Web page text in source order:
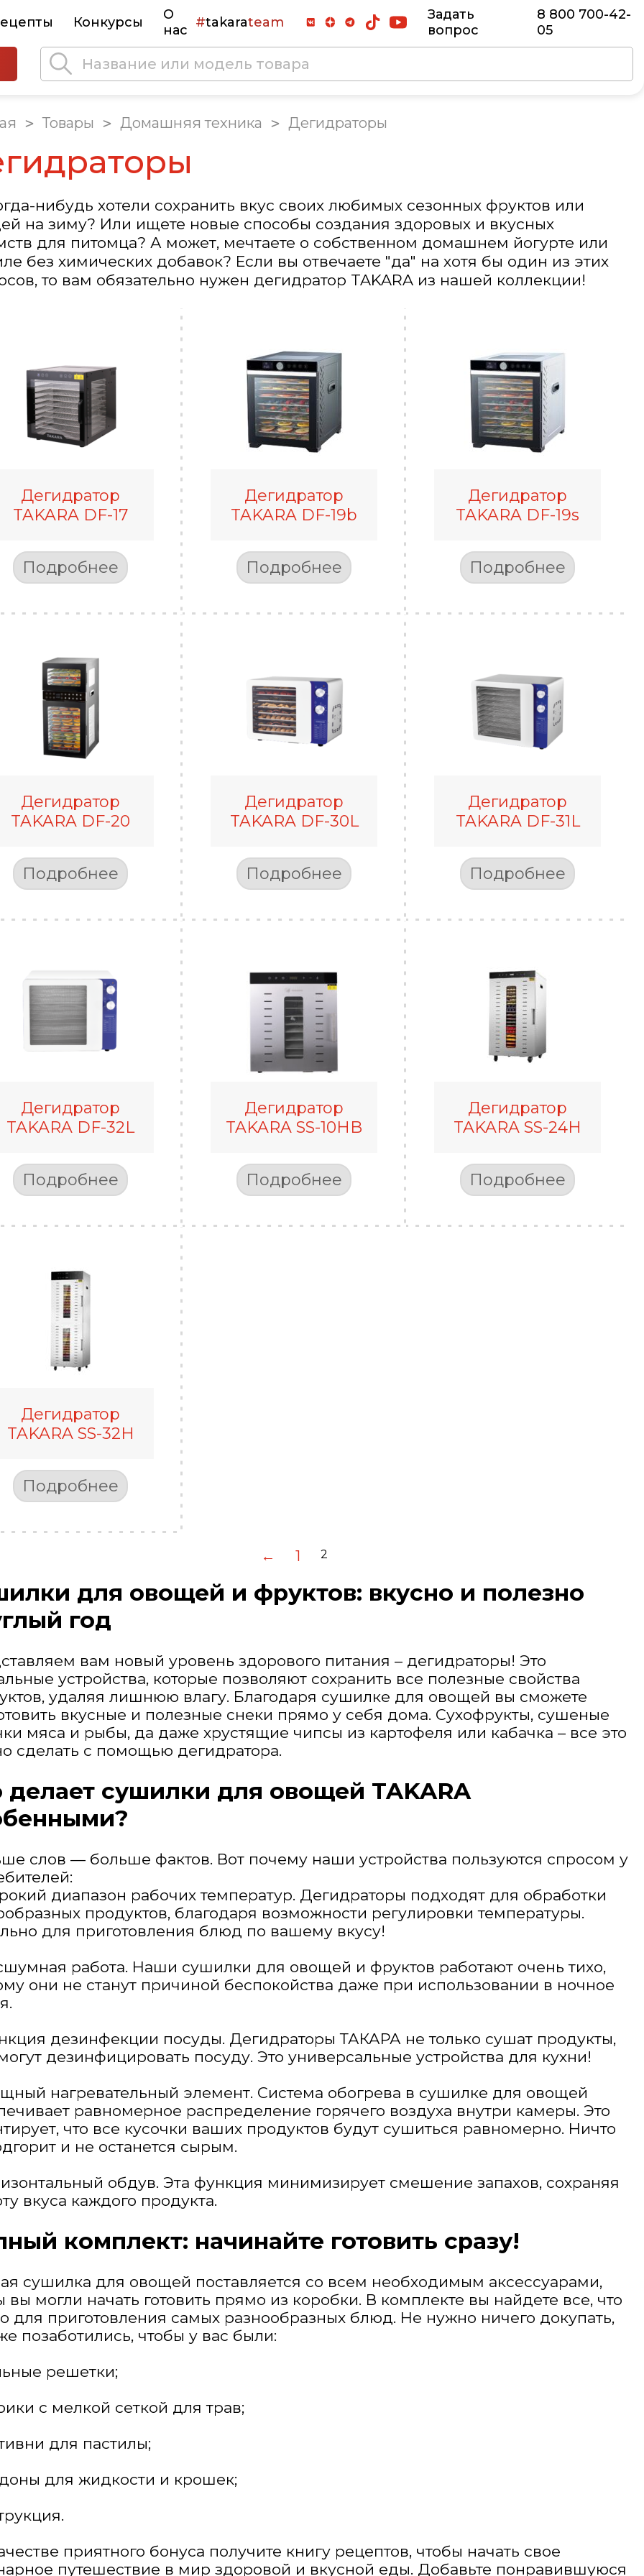
Конкурсы
О
нас #takarateam
Задать
вопрос
8 800 700-42-
05
> Товары > Домашняя техника > Дегидраторы
нибудь хотели сохранить вкус своих любимых сезонных фруктов или
на зиму? Или ищете новые способы создания здоровых и вкусных
для питомца? А может, мечтаете о собственном домашнем йогурте или
без химических добавок? Если вы отвечаете "да" на хотя бы один из этих
то вам обязательно нужен дегидратор TAKARA из нашей коллекции!
Дегидратор
TAKARA DF-17
Подробнее
Дегидратор
TAKARA DF-19b
Подробнее
Дегидратор
TAKARA DF-19s
Подробнее
Дегидратор
TAKARA DF-20
Подробнее
Дегидратор
TAKARA DF-30L
Подробнее
Дегидратор
TAKARA DF-31L
Подробнее
Дегидратор
TAKARA DF-32L
Подробнее
Дегидратор
TAKARA SS-10HB
Подробнее
Дегидратор
TAKARA SS-24H
Подробнее
Дегидратор
TAKARA SS-32H
Подробнее
← 1 2
для овощей и фруктов: вкусно и полезно
год
вам новый уровень здорового питания – дегидраторы! Это
устройства, которые позволяют сохранить все полезные свойства
удаляя лишнюю влагу. Благодаря сушилке для овощей вы сможете
вкусные и полезные снеки прямо у себя дома. Сухофрукты, сушеные
мяса и рыбы, да даже хрустящие чипсы из картофеля или кабачка – все это
сделать с помощью дегидратора.
делает сушилки для овощей TAKARA
слов — больше фактов. Вот почему наши устройства пользуются спросом у
диапазон рабочих температур. Дегидраторы подходят для обработки
продуктов, благодаря возможности регулировки температуры.
для приготовления блюд по вашему вкусу!
работа. Наши сушилки для овощей и фруктов работают очень тихо,
они не станут причиной беспокойства даже при использовании в ночное
дезинфекции посуды. Дегидраторы ТАКАРА не только сушат продукты,
дезинфицировать посуду. Это универсальные устройства для кухни!
нагревательный элемент. Система обогрева в сушилке для овощей
равномерное распределение горячего воздуха внутри камеры. Это
что все кусочки ваших продуктов будут сушиться равномерно. Ничто
и не останется сырым.
обдув. Эта функция минимизирует смешение запахов, сохраняя
вкуса каждого продукта.
комплект: начинайте готовить сразу!
сушилка для овощей поставляется со всем необходимым аксессуарами,
вы могли начать готовить прямо из коробки. В комплекте вы найдете все, что
для приготовления самых разнообразных блюд. Не нужно ничего докупать,
позаботились, чтобы у вас были:
решетки;
с мелкой сеткой для трав;
для пастилы;
для жидкости и крошек;
приятного бонуса получите книгу рецептов, чтобы начать свое
путешествие в мир здоровой и вкусной еды. Добавьте понравившуюся